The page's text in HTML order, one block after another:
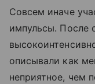
Совсем иначе
импульсы. После
описывали как
неприятное, чем